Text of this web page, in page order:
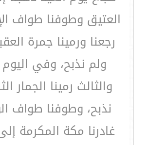
العتيق وطوفنا طواف
رجعنا ورمينا جمرة
ولم نذبح، وفي اليوم
والثالث رمينا الجمار
نذبح، وطوفنا طواف
غادرنا مكة المكرمة